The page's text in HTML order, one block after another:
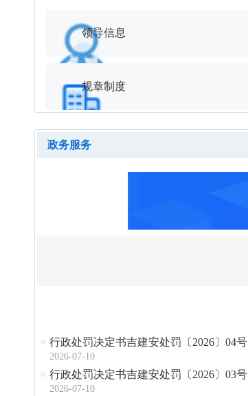
领导信息
规章制度
政务服务
行政处罚决定书吉建安处罚〔2026〕04号
2026-07-10
行政处罚决定书吉建安处罚〔2026〕03号
2026-07-10